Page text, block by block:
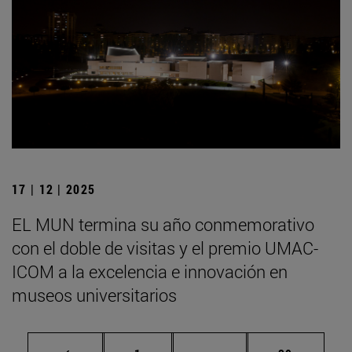
17 | 12 | 2025
EL MUN termina su año conmemorativo
con el doble de visitas y el premio UMAC-
ICOM a la excelencia e innovación en
museos universitarios